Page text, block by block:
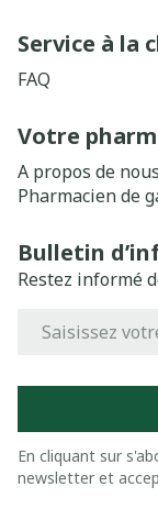
Service à la
FAQ
Votre
A propos de nous
Pharmacien de
Bulletin
Restez informé
En cliquant sur
newsletter et